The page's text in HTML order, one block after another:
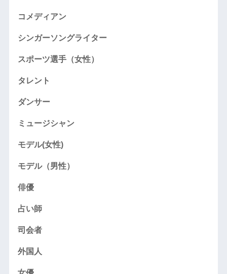
コメディアン
シンガーソングライター
スポーツ選手（女性）
タレント
ダンサー
ミュージシャン
モデル(女性)
モデル（男性）
俳優
占い師
司会者
外国人